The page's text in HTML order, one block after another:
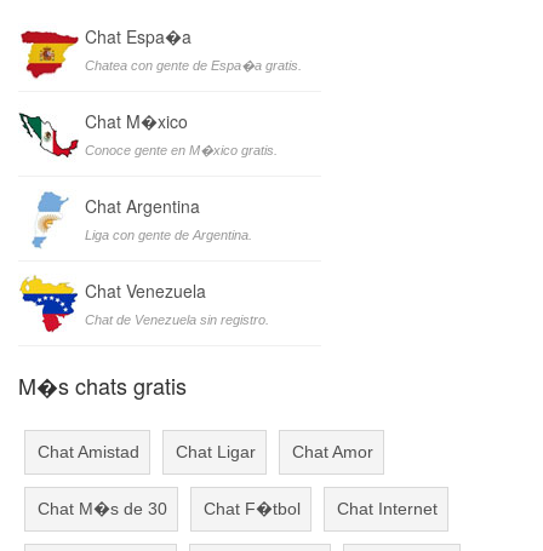
Chat Espa�a
Chatea con gente de Espa�a gratis.
Chat M�xico
Conoce gente en M�xico gratis.
Chat Argentina
Liga con gente de Argentina.
Chat Venezuela
Chat de Venezuela sin registro.
M�s chats gratis
Chat Amistad Chat Ligar Chat Amor
Chat M�s de 30 Chat F�tbol Chat Internet